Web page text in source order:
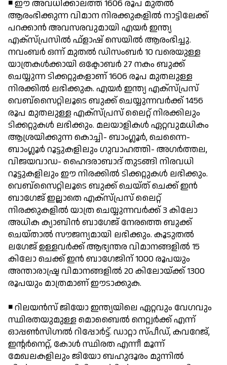
◾ ഈ അവധിക്കാലത്ത് 1606 രൂപ മുതല്‍
ആരംഭിക്കുന്ന വിമാന നിരക്കുകളില്‍ നാട്ടിലേക്ക്
പറക്കാന്‍ അവസരവുമായി എയര്‍ ഇന്ത്യ
എക്‌സ്പ്രസില്‍ ഫ്‌ളാഷ് സെയില്‍ ആരംഭിച്ചു.
നവംബര്‍ ഒന്ന് മുതല്‍ ഡിസംബര്‍ 10 വരെയുള്ള
യാത്രകള്‍ക്കായി ഒക്ടോബര്‍ 27 നകം ബുക്ക്
ചെയ്യുന്ന ടിക്കറ്റുകളാണ് 1606 രൂപ മുതലുള്ള
നിരക്കില്‍ ലഭിക്കുക. എയര്‍ ഇന്ത്യ എക്സ്പ്രസ്
വെബ്സൈറ്റിലൂടെ ബുക്ക് ചെയ്യുന്നവര്‍ക്ക് 1456
രൂപ മുതലുള്ള എക്സ്പ്രസ് ലൈറ്റ് നിരക്കിലും
ടിക്കറ്റുകള്‍ ലഭിക്കും. മലയാളികള്‍ ഏറ്റവുമധികം
ആശ്രയിക്കുന്ന കൊച്ചി- ബാംഗ്ലൂര്‍, ചെന്നൈ-
ബാംഗ്ലൂര്‍ റൂട്ടുകളിലും ഗുവാഹത്തി- അഗര്‍ത്തല,
വിജയവാഡ- ഹൈദരാബാദ് തുടങ്ങി നിരവധി
റൂട്ടുകളിലും ഈ നിരക്കില്‍ ടിക്കറ്റുകള്‍ ലഭിക്കും.
വെബ്‌സൈറ്റിലൂടെ ബുക്ക് ചെയ്ത് ചെക്ക് ഇന്‍
ബാഗേജ് ഇല്ലാതെ എക്‌സ്പ്രസ് ലൈറ്റ്
നിരക്കുകളില്‍ യാത്ര ചെയ്യുന്നവര്‍ക്ക് 3 കിലോ
അധിക ക്യാബിന്‍ ബാഗേജ് നേരത്തെ ബുക്ക്
ചെയ്താല്‍ സൗജന്യമായി ലഭിക്കും. കൂടുതല്‍
ലഗേജ് ഉള്ളവര്‍ക്ക് ആഭ്യന്തര വിമാനങ്ങളില്‍ 15
കിലോ ചെക്ക് ഇന്‍ ബാഗേജിന് 1000 രൂപയും
അന്താരാഷ്ട്ര വിമാനങ്ങളില്‍ 20 കിലോയ്ക്ക് 1300
രൂപയും മാത്രമാണ് ഈടാക്കുക.
◾ റിലയന്‍സ് ജിയോ ഇന്ത്യയിലെ ഏറ്റവും വേഗവും
സ്ഥിരതയുമുള്ള മൊബൈല്‍ നെറ്റ്വര്‍ക്ക് എന്ന്
ഓപ്പണ്‍സിഗ്നല്‍ റിപ്പോര്‍ട്ട്. ഡാറ്റാ സ്പീഡ്, കവറേജ്,
ഇന്റര്‍നെറ്റ്, കോള്‍ സ്ഥിരത എന്നീ മൂന്ന്
മേഖലകളിലും ജിയോ ബഹുദൂരം മുന്നില്‍